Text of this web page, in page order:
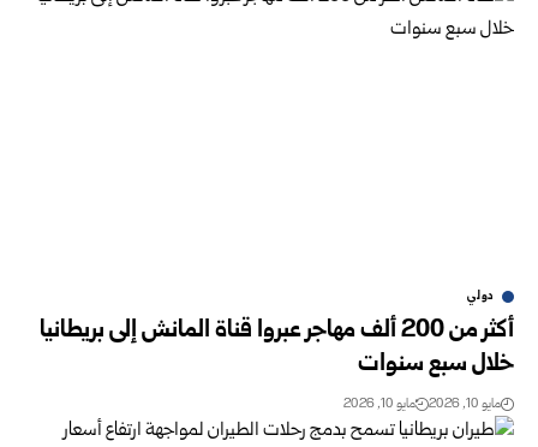
دولي
أكثر من 200 ألف مهاجر عبروا قناة المانش إلى بريطانيا
خلال سبع سنوات
مايو 10, 2026 مايو 10, 2026